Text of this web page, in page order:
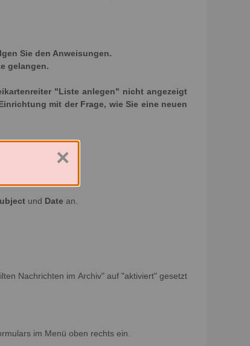
Sie den Anweisungen.
gelangen.
"Liste anlegen" nicht angezeigt
mit der Frage, wie Sie eine neuen
und Date an.
Nachrichten im Archiv" auf "aktiviert" gesetzt
im Menü oben rechts ein.
×